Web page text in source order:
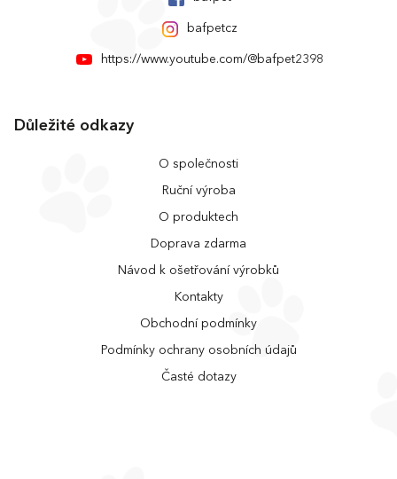
bafpetcz
https://www.youtube.com/@bafpet2398
Důležité odkazy
O společnosti
Ruční výroba
O produktech
Doprava zdarma
Návod k ošetřování výrobků
Kontakty
Obchodní podmínky
Podmínky ochrany osobních údajů
Časté dotazy